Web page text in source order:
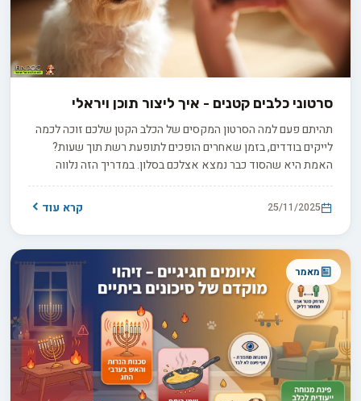
סרטוני כלבים קטנים - איך ליצור תוכן ויראלי
תהיתם פעם למה הסרטון המקסים של הכלב הקטן שלכם זוכה לכמה
לייקים בודדים, בזמן שאחרים הופכים לתופעת רשת תוך שעות?
האמת היא שהסוד כבר נמצא אצלכם בסלון. במדריך הזה נלווה
אתכם צעד אחר צעד: איך לתפוס רגעים מלאי רגש, לבחור זווית
שמספרת סיפור, ולהפוך כל סרטון פשוט ליצירה ויראלית. מוכנים?
25/11/2025 קרא עוד
מאמר